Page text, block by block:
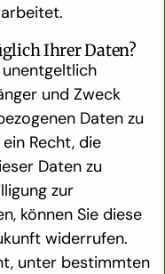
Ihrer Daten?
und Zweck
Daten zu
Recht, die
Daten zu
zur
können Sie diese
widerrufen.
unter bestimmten